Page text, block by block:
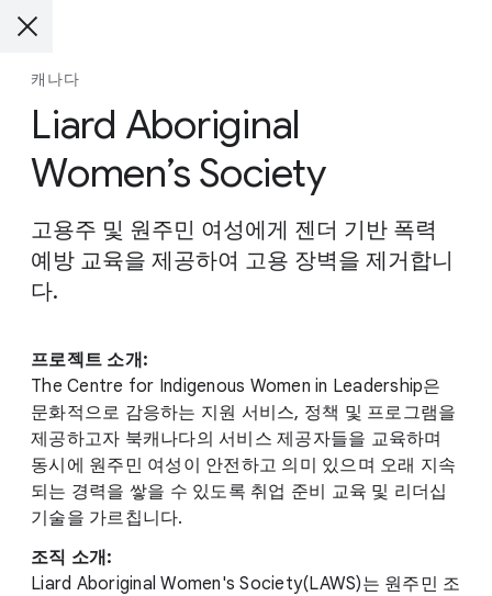
캐나다
Liard Aboriginal
Women’s Society
고용주 및 원주민 여성에게 젠더 기반 폭력
예방 교육을 제공하여 고용 장벽을 제거합니
다.
프로젝트 소개:
The Centre for Indigenous Women in Leadership은
문화적으로 감응하는 지원 서비스, 정책 및 프로그램을
제공하고자 북캐나다의 서비스 제공자들을 교육하며
동시에 원주민 여성이 안전하고 의미 있으며 오래 지속
되는 경력을 쌓을 수 있도록 취업 준비 교육 및 리더십
기술을 가르칩니다.
조직 소개:
Liard Aboriginal Women's Society(LAWS)는 원주민 조